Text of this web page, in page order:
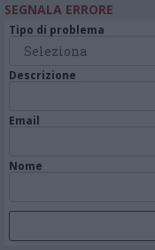
SEGNALA ERRORE
Tipo di problema
Descrizione
Email
Nome